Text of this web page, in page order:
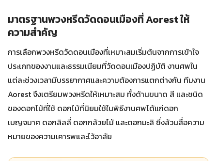
มาตรฐานพวงหรีดวัดดอนเมืองที่ Aorest ให้
ความสำคัญ
การเลือกพวงหรีดวัดดอนเมืองที่เหมาะสมเริ่มต้นจากการเข้าใจ
ประเภทของงานและธรรมเนียมที่วัดดอนเมืองปฏิบัติ งานศพใน
แต่ละช่วงเวลามีบรรยากาศและความต้องการแตกต่างกัน ทีมงาน
Aorest จึงเตรียมพวงหรีดให้เหมาะสม ทั้งด้านขนาด สี และชนิด
ของดอกไม้ที่ใช้ ดอกไม้ที่นิยมใช้ในพิธีงานศพได้แก่ดอก
เบญจมาศ ดอกลิลลี่ ดอกกล้วยไม้ และดอกมะลิ ซึ่งล้วนสื่อความ
หมายของความเคารพและไว้อาลัย